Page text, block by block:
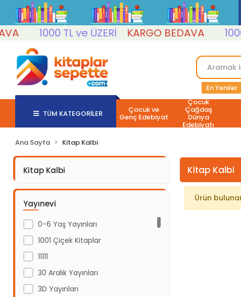
1000 TL ve ÜZERİ KARGO BEDAVA 1000
En Yeniler
TÜM KATEGORİLER Çocuk ve
Genç Edebiyat
Çocuk
Çağdaş
Dünya
Edebiyatı
Ana Sayfa Kitap Kalbi
Kitap Kalbi
Yayınevi
0-6 Yaş Yayınları
1001 Çiçek Kitaplar
11111
30 Aralık Yayınları
3D Yayınları
Kitap Kalbi
Ürün